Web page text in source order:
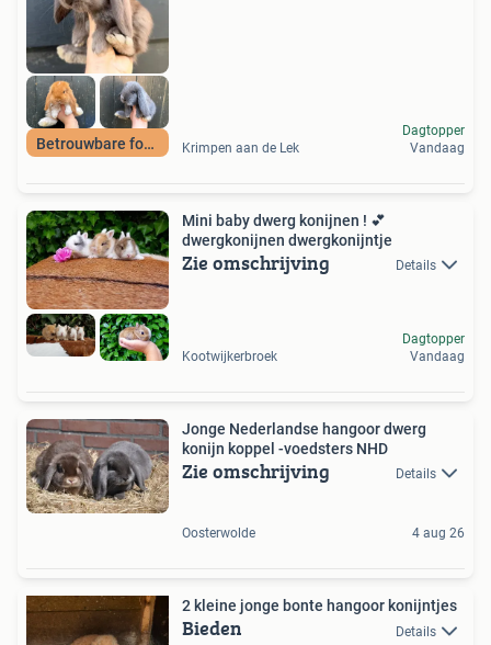
Betrouwbare fokker Krimpen aan de Lek
Dagtopper
Vandaag
Mini baby dwerg konijnen ! 💕
dwergkonijnen dwergkonijntje
Zie omschrijving Details
Kootwijkerbroek
Dagtopper
Vandaag
Jonge Nederlandse hangoor dwerg
konijn koppel -voedsters NHD
Zie omschrijving Details
Oosterwolde 4 aug 26
2 kleine jonge bonte hangoor konijntjes
Bieden Details